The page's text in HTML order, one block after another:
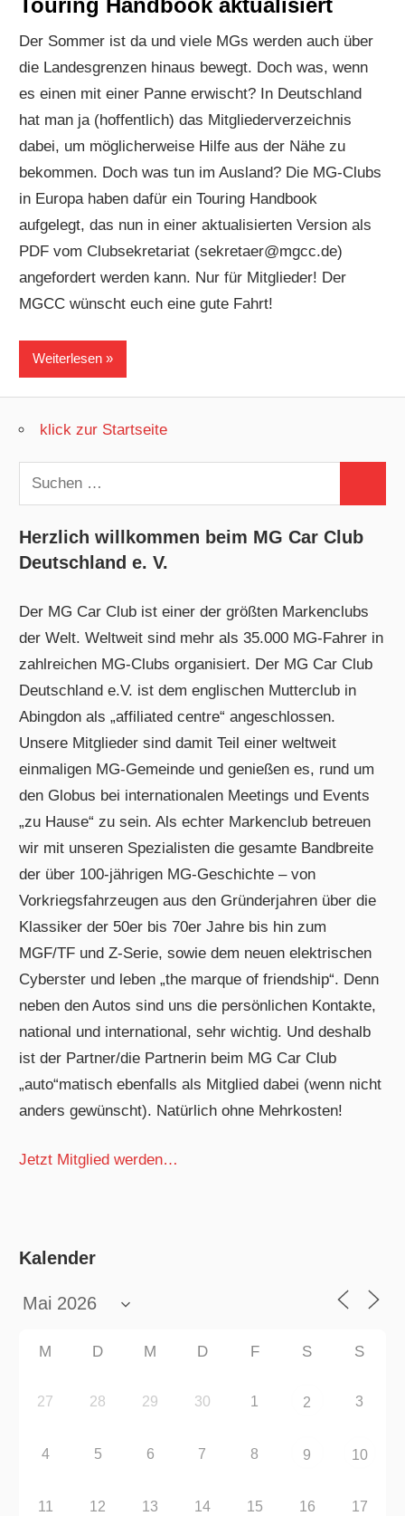
Der Sommer ist da und viele MGs werden auch über
die Landesgrenzen hinaus bewegt. Doch was, wenn
es einen mit einer Panne erwischt? In Deutschland
hat man ja (hoffentlich) das Mitgliederverzeichnis
dabei, um möglicherweise Hilfe aus der Nähe zu
bekommen. Doch was tun im Ausland? Die MG-Clubs
in Europa haben dafür ein Touring Handbook
aufgelegt, das nun in einer aktualisierten Version als
PDF vom Clubsekretariat (sekretaer@mgcc.de)
angefordert werden kann. Nur für Mitglieder! Der
MGCC wünscht euch eine gute Fahrt!
Weiterlesen
klick zur Startseite
Suchen
nach:
Herzlich willkommen beim MG Car Club
Deutschland e. V.
Der MG Car Club ist einer der größten Markenclubs
der Welt. Weltweit sind mehr als 35.000 MG-Fahrer in
zahlreichen MG-Clubs organisiert. Der MG Car Club
Deutschland e.V. ist dem englischen Mutterclub in
Abingdon als „affiliated centre“ angeschlossen.
Unsere Mitglieder sind damit Teil einer weltweit
einmaligen MG-Gemeinde und genießen es, rund um
den Globus bei internationalen Meetings und Events
„zu Hause“ zu sein. Als echter Markenclub betreuen
wir mit unseren Spezialisten die gesamte Bandbreite
der über 100-jährigen MG-Geschichte – von
Vorkriegsfahrzeugen aus den Gründerjahren über die
Klassiker der 50er bis 70er Jahre bis hin zum
MGF/TF und Z-Serie, sowie dem neuen elektrischen
Cyberster und leben „the marque of friendship“. Denn
neben den Autos sind uns die persönlichen Kontakte,
national und international, sehr wichtig. Und deshalb
ist der Partner/die Partnerin beim MG Car Club
„auto“matisch ebenfalls als Mitglied dabei (wenn nicht
anders gewünscht). Natürlich ohne Mehrkosten!
Jetzt Mitglied werden…
Kalender
M D M D F S S
27 28 29 30 1 2 3
4 5 6 7 8 9 10
11 12 13 14 15 16 17